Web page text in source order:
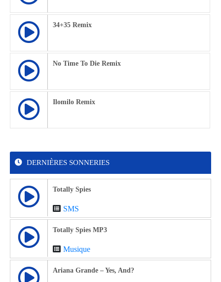
34+35 Remix
No Time To Die Remix
Ilomilo Remix
DERNIÈRES SONNERIES
Totally Spies
SMS
Totally Spies MP3
Musique
Ariana Grande – Yes, And?